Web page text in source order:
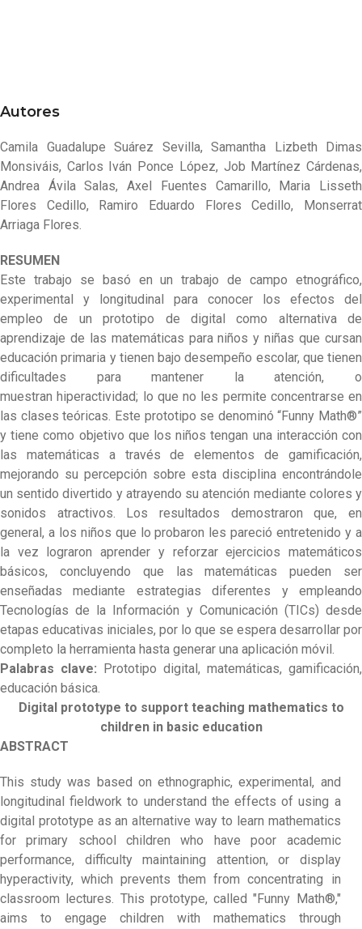
Autores
Camila Guadalupe Suárez Sevilla, Samantha Lizbeth Dimas
Monsiváis, Carlos Iván Ponce López, Job Martínez Cárdenas,
Andrea Ávila Salas, Axel Fuentes Camarillo, Maria Lisseth
Flores Cedillo, Ramiro Eduardo Flores Cedillo, Monserrat
Arriaga Flores.
RESUMEN
Este trabajo se basó en un trabajo de campo etnográfico,
experimental y longitudinal para conocer los efectos del
empleo de un prototipo de digital como alternativa de
aprendizaje de las matemáticas para niños y niñas que cursan
educación primaria y tienen bajo desempeño escolar, que tienen
dificultades para mantener la atención, o
muestran hiperactividad; lo que no les permite concentrarse en
las clases teóricas. Este prototipo se denominó “Funny Math®”
y tiene como objetivo que los niños tengan una interacción con
las matemáticas a través de elementos de gamificación,
mejorando su percepción sobre esta disciplina encontrándole
un sentido divertido y atrayendo su atención mediante colores y
sonidos atractivos. Los resultados demostraron que, en
general, a los niños que lo probaron les pareció entretenido y a
la vez lograron aprender y reforzar ejercicios matemáticos
básicos, concluyendo que las matemáticas pueden ser
enseñadas mediante estrategias diferentes y empleando
Tecnologías de la Información y Comunicación (TICs) desde
etapas educativas iniciales, por lo que se espera desarrollar por
completo la herramienta hasta generar una aplicación móvil.
Palabras clave: Prototipo digital, matemáticas, gamificación,
educación básica.
Digital prototype to support teaching mathematics to
children in basic education
ABSTRACT
This study was based on ethnographic, experimental, and
longitudinal fieldwork to understand the effects of using a
digital prototype as an alternative way to learn mathematics
for primary school children who have poor academic
performance, difficulty maintaining attention, or display
hyperactivity, which prevents them from concentrating in
classroom lectures. This prototype, called "Funny Math®,"
aims to engage children with mathematics through